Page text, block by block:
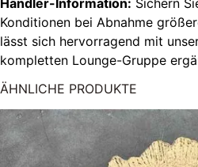
Händler-Information: Sichern
Konditionen bei Abnahme
lässt sich hervorragend mit
kompletten Lounge-Gruppe
ÄHNLICHE PRODUKTE